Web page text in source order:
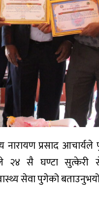
प्रसाद आचार्यले
२४ सै घण्टा सुत्केरी
सेवा पुगेको